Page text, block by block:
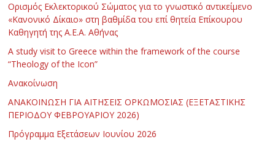
Ορισμός Εκλεκτορικού Σώματος για το γνωστικό αντικείμενο
«Κανονικό Δίκαιο» στη βαθμίδα του επί θητεία Επίκουρου
Καθηγητή της Α.Ε.Α. Αθήνας
Α study visit to Greece within the framework of the course
“Theology of the Icon”
Ανακοίνωση
ΑΝΑΚΟΙΝΩΣΗ ΓΙΑ ΑΙΤΗΣΕΙΣ ΟΡΚΩΜΟΣΙΑΣ (ΕΞΕΤΑΣΤΙΚΗΣ
ΠΕΡΙΟΔΟΥ ΦΕΒΡΟΥΑΡΙΟΥ 2026)
Πρόγραμμα Εξετάσεων Ιουνίου 2026